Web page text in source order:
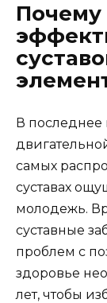
В последнее
самых
суставах
молодежь.
суставные
проблем с
здоровье
лет, чтобы